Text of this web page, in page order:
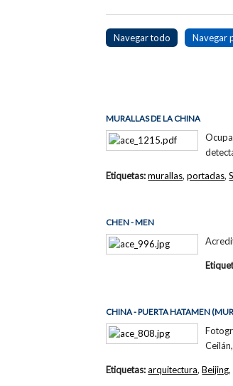
Navegar todo Navegar
MURALLAS DE LA CHINA
Etiquetas:murallas,portadas,
CHEN - MEN
CHINA - PUERTA HATAMEN
Etiquetas:arquitectura,Beijing,